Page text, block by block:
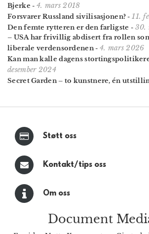
Bjerke - 4. mars 2018
Forsvarer Russland sivilisasjonen? -11.
Den femte rytteren er den farligste - 30.
– USA har frivillig abdisert fra rollen
liberale verdensordenen- 4. mars 2026
Kan man kalle dagens
desember 2024
Secret Garden – to kunstnere, én
Støtt oss
Kontakt/tips oss
Om oss
Document